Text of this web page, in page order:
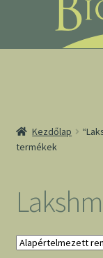
navigációhoz
tartalomba
Kezdőlap
termékek